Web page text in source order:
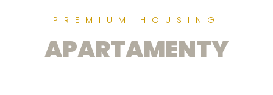
PREMIUM HOUSING
APARTAMENTY